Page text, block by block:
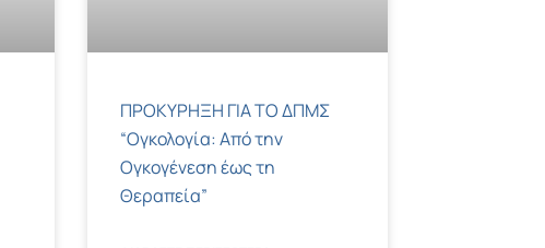
ΠΡΟΚΥΡΗΞΗ ΓΙΑ ΤΟ ΔΠΜΣ
“Ογκολογία: Από την
Ογκογένεση έως τη
Θεραπεία”